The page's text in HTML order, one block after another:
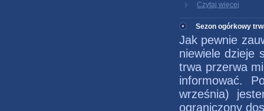
Czytaj więcej
Sezon ogórkowy
Jak pewnie
niewiele dzieje
trwa przerwa
informować.
września)
ograniczony